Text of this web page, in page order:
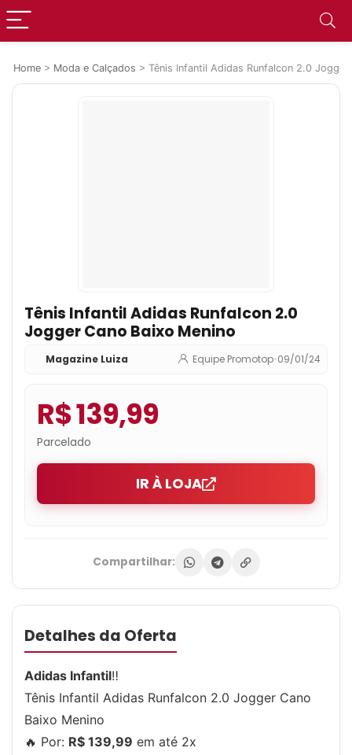
Home > Moda e Calçados > Tênis Infantil Adidas Runfalcon 2.0 Jogger
Tênis Infantil Adidas Runfalcon 2.0
Jogger Cano Baixo Menino
Magazine Luiza Equipe Promotop•09/01/24
R$ 139,99
Parcelado
IR À LOJA
Compartilhar:
Detalhes da Oferta
Adidas Infantil‼
Tênis Infantil Adidas Runfalcon 2.0 Jogger Cano
Baixo Menino
🔥 Por: R$ 139,99 em até 2x